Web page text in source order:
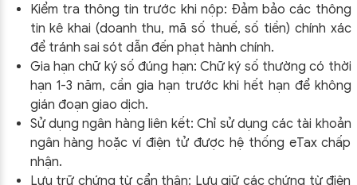
Kiểm tra thông tin trước khi nộp: Đảm bảo các thông
tin kê khai (doanh thu, mã số thuế, số tiền) chính xác
để tránh sai sót dẫn đến phạt hành chính.
Gia hạn chữ ký số đúng hạn: Chữ ký số thường có thời
hạn 1-3 năm, cần gia hạn trước khi hết hạn để không
gián đoạn giao dịch.
Sử dụng ngân hàng liên kết: Chỉ sử dụng các tài khoản
ngân hàng hoặc ví điện tử được hệ thống eTax chấp
nhận.
Lưu trữ chứng từ cẩn thận: Lưu giữ các chứng từ điện